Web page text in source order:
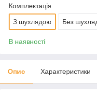
Комплектація
З шухлядою Без
В наявності
Опис Характеристики